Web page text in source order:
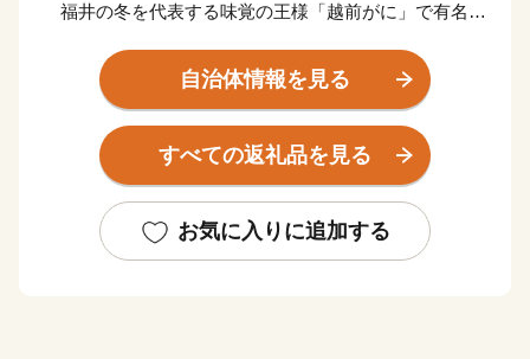
福井の冬を代表する味覚の王様「越前がに」で有名な
おり、自然と豊かな海の恵みに恵まれています。
また、越前海岸は日本水仙の日本三大群生地の一つと
して知られており、12月～2月末までの開花シーズンに
しい香りが漂います。内陸部には、織田信長一族ゆかり
の「剱神社」や日本六古窯のひとつである「越前焼」、
自治体情報を見る
すべての返礼品を見る
お気に入りに追加する